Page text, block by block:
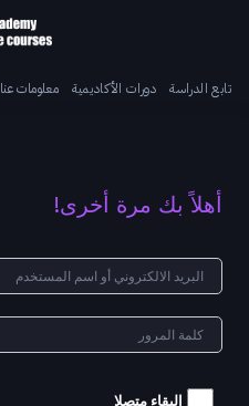
تابع الدراسة دورات الأكاديمية معلومات عنا
أهلاً بك مرة أخرى!
البقاء متصلا